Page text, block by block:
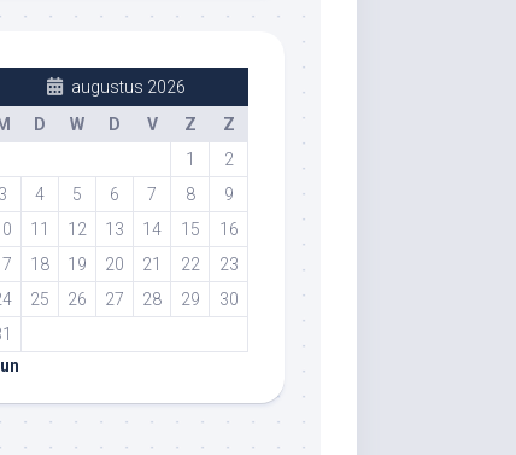
augustus 2026
M
D W D V Z
Z
1
2
3
4 5 6 7 8
9
11 12 13 14 15
16
18 19 20 21 22
23
25 26 27 28 29
30